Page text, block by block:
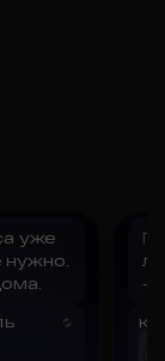
уже
нужно.
—